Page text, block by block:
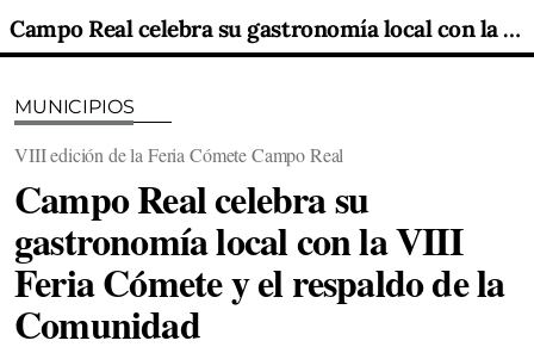
Campo Real celebra su gastronomía local con la VIII Feria Cómete y el respaldo de la Comunidad
MUNICIPIOS
VIII edición de la Feria Cómete Campo Real
Campo Real celebra su
gastronomía local con la VIII
Feria Cómete y el respaldo de la
Comunidad